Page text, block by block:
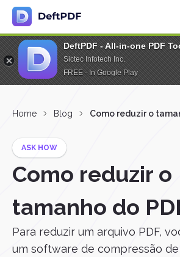
DeftPDF - All-in-one PDF
Sictec Infotech Inc.
FREE - In Google Play
Home Blog Como reduzir o
ASK HOW
Como reduzir o
tamanho do
Para reduzir um arquivo PDF,
um software de compressão de